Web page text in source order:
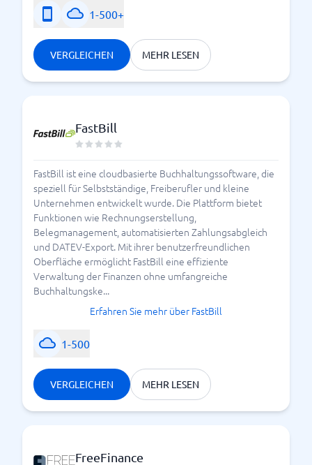
1-500+
VERGLEICHEN MEHR LESEN
FastBill
FastBill ist eine cloudbasierte Buchhaltungssoftware, die
speziell für Selbstständige, Freiberufler und kleine
Unternehmen entwickelt wurde. Die Plattform bietet
Funktionen wie Rechnungserstellung,
Belegmanagement, automatisierten Zahlungsabgleich
und DATEV-Export. Mit ihrer benutzerfreundlichen
Oberfläche ermöglicht FastBill eine effiziente
Verwaltung der Finanzen ohne umfangreiche
Buchhaltungske...
Erfahren Sie mehr über FastBill
1-500
VERGLEICHEN MEHR LESEN
FreeFinance